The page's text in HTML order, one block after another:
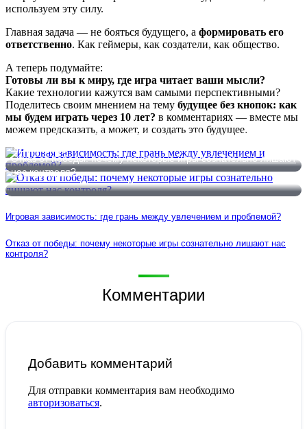
используем эту силу.
Главная задача — не бояться будущего, а формировать его
ответственно. Как геймеры, как создатели, как общество.
А теперь подумайте:
Готовы ли вы к миру, где игра читает ваши мысли?
Какие технологии кажутся вам самыми перспективными?
Поделитесь своим мнением на тему будущее без кнопок: как
мы будем играть через 10 лет? в комментариях — вместе мы
можем предсказать, а может, и создать это будущее.
Игровая зависимость: где грань между увлечением и
проблемой?
Отказ от победы: почему некоторые игры сознательно лишают
нас контроля?
Игровая зависимость: где грань между увлечением и проблемой?
Отказ от победы: почему некоторые игры сознательно лишают нас
контроля?
Комментарии
Добавить комментарий
Для отправки комментария вам необходимо
авторизоваться.